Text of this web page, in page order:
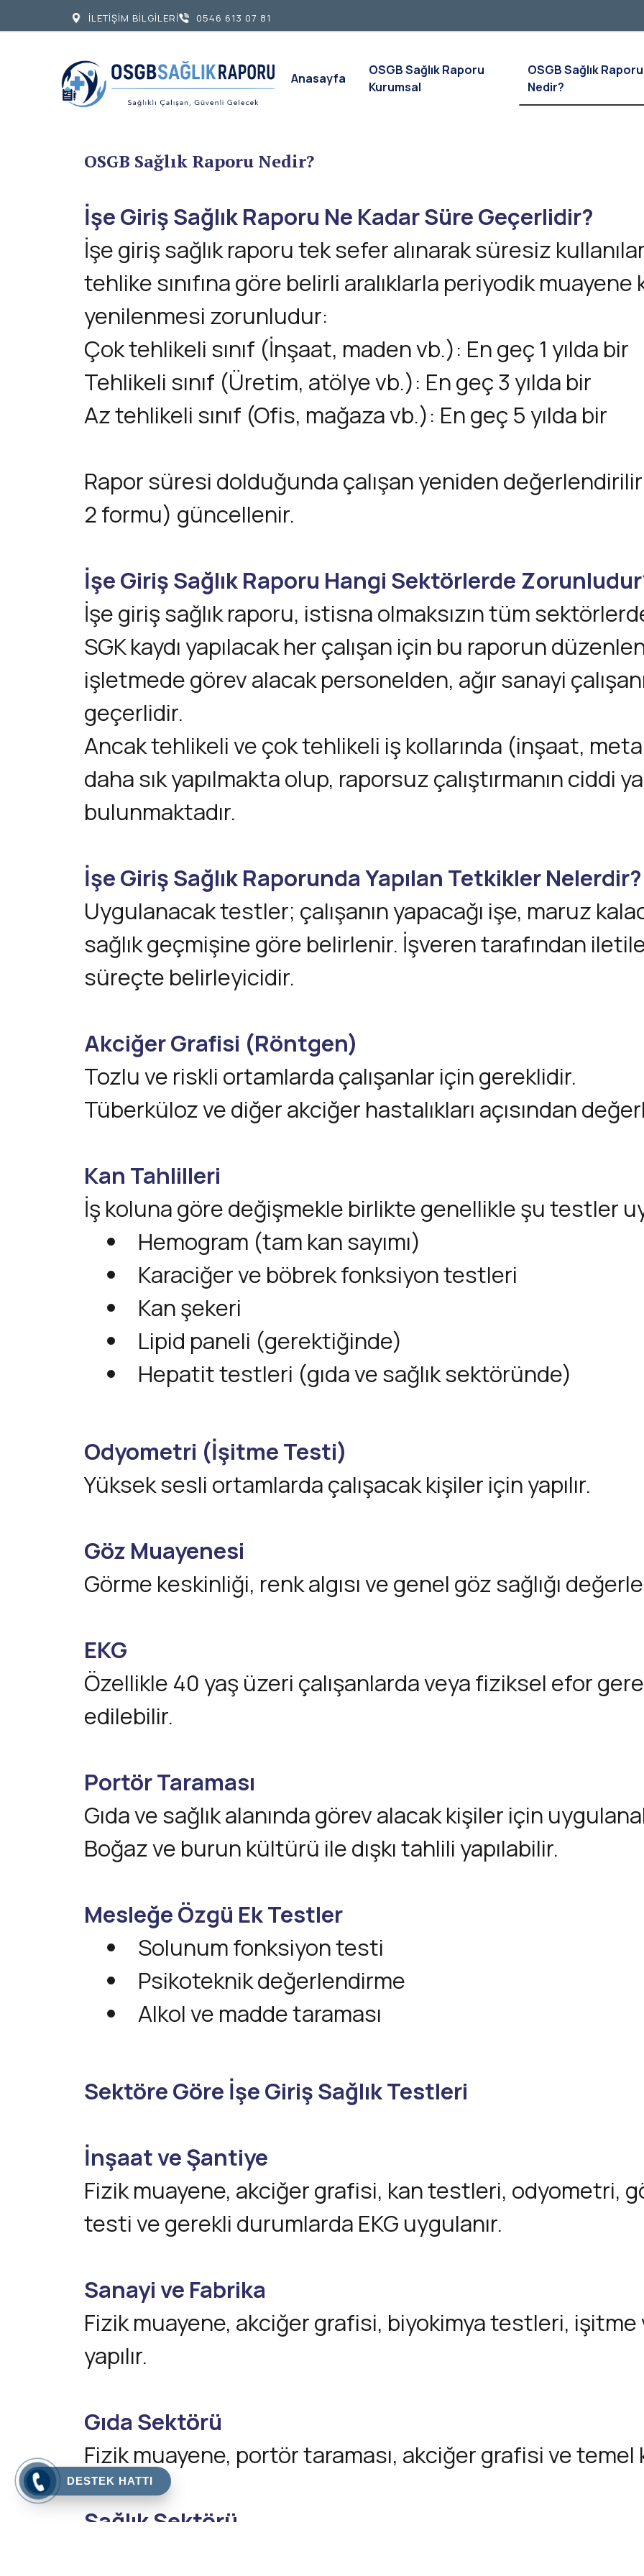
OSGB Sağlık Raporu Nedir?
İşe Giriş Sağlık Raporu Ne Kadar Süre Geçerlidir?
İşe giriş sağlık raporu tek sefer alınarak süresiz
tehlike sınıfına göre belirli aralıklarla periyodik muayene
yenilenmesi zorunludur:
Çok tehlikeli sınıf (İnşaat, maden vb.): En geç 1 yılda bir
Tehlikeli sınıf (Üretim, atölye vb.): En geç 3 yılda bir
Az tehlikeli sınıf (Ofis, mağaza vb.): En geç 5 yılda bir
Rapor süresi dolduğunda çalışan yeniden
2 formu) güncellenir.
İşe Giriş Sağlık Raporu Hangi Sektörlerde
İşe giriş sağlık raporu, istisna olmaksızın tüm
SGK kaydı yapılacak her çalışan için bu raporun
işletmede görev alacak personelden, ağır sanayi
geçerlidir.
Ancak tehlikeli ve çok tehlikeli iş kollarında (inşaat,
daha sık yapılmakta olup, raporsuz çalıştırmanın ciddi
bulunmaktadır.
İşe Giriş Sağlık Raporunda Yapılan Tetkikler Nelerdir?
Uygulanacak testler; çalışanın yapacağı işe, maruz
sağlık geçmişine göre belirlenir. İşveren tarafından
süreçte belirleyicidir.
Akciğer Grafisi (Röntgen)
Tozlu ve riskli ortamlarda çalışanlar için gereklidir.
Tüberküloz ve diğer akciğer hastalıkları açısından
Kan Tahlilleri
İş koluna göre değişmekle birlikte genellikle şu testler
Hemogram (tam kan sayımı)
Karaciğer ve böbrek fonksiyon testleri
Kan şekeri
Lipid paneli (gerektiğinde)
Hepatit testleri (gıda ve sağlık sektöründe)
Odyometri (İşitme Testi)
Yüksek sesli ortamlarda çalışacak kişiler için yapılır.
Göz Muayenesi
Görme keskinliği, renk algısı ve genel göz sağlığı
EKG
Özellikle 40 yaş üzeri çalışanlarda veya fiziksel efor
edilebilir.
Portör Taraması
Gıda ve sağlık alanında görev alacak kişiler için
Boğaz ve burun kültürü ile dışkı tahlili yapılabilir.
Mesleğe Özgü Ek Testler
Solunum fonksiyon testi
Psikoteknik değerlendirme
Alkol ve madde taraması
Sektöre Göre İşe Giriş Sağlık Testleri
İnşaat ve Şantiye
Fizik muayene, akciğer grafisi, kan testleri, odyometri,
testi ve gerekli durumlarda EKG uygulanır.
Sanayi ve Fabrika
Fizik muayene, akciğer grafisi, biyokimya testleri,
yapılır.
Gıda Sektörü
Fizik muayene, portör taraması, akciğer grafisi ve
Sağlık Sektörü
İLETİŞİM BİLGİLERİ 0546 613 07 81
Anasayfa
OSGB Sağlık Raporu
Kurumsal
OSGB Sağlık Raporu
Nedir?
DESTEK HATTI